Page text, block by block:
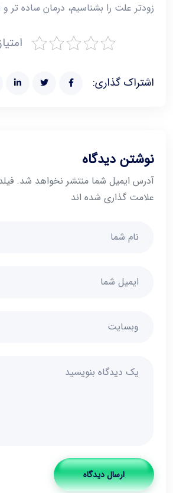
زودتر علت را بشناسیم، درمان ساده‌ تر
اشتراک گذاری:
نوشتن دیدگاه
آدرس ایمیل شما منتشر نخواهد شد.
علامت گذاری شده اند
ارسال دیدگاه